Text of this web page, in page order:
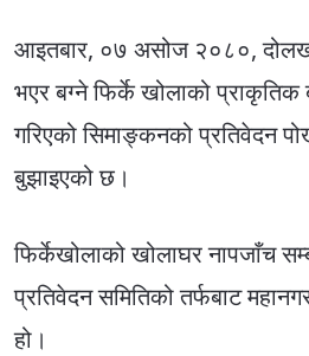
आइतबार, ०७ असोज २०८०,
भएर बग्ने फिर्के खोलाको प्राकृतिक
गरिएको सिमाङ्कनको प्रतिवेदन
बुझाइएको छ।
फिर्केखोलाको खोलाघर नापजाँच
प्रतिवेदन समितिको तर्फबाट
हो।